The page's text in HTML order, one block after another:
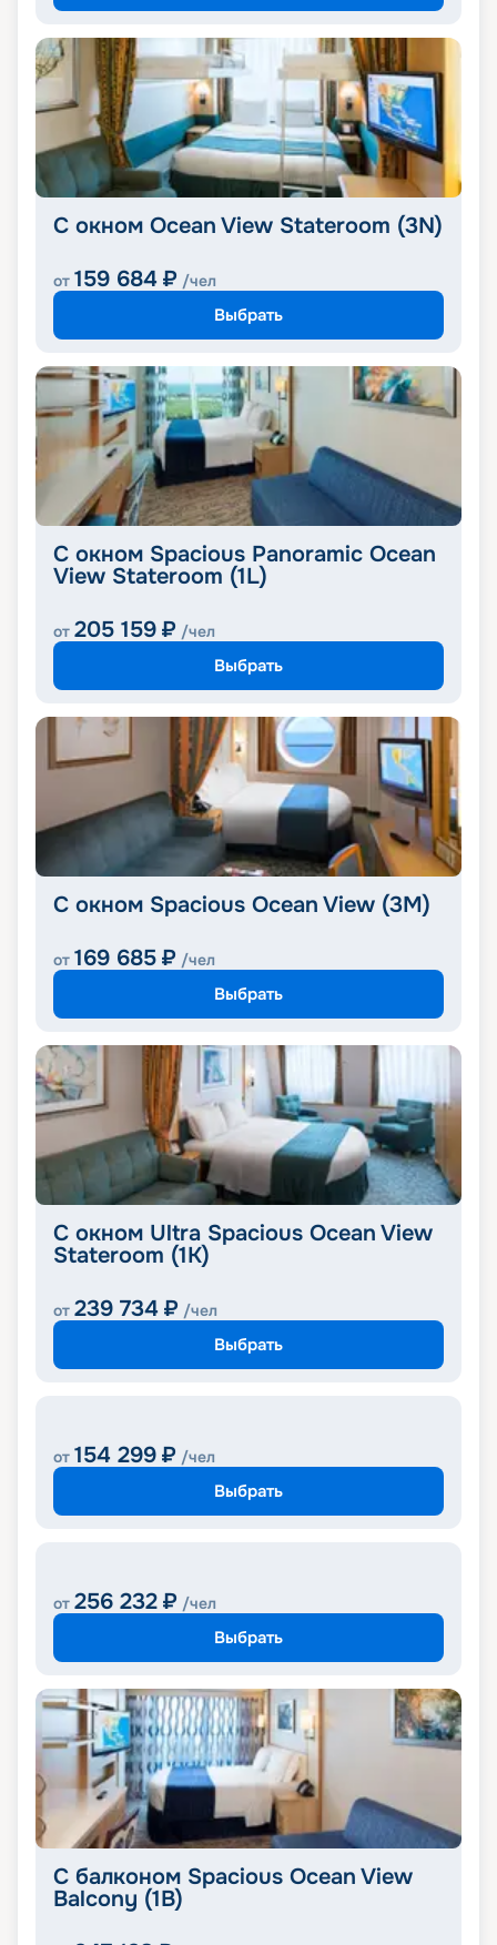
С окном Ocean View Stateroom (3N)
от 159 684 ₽ /чел
Выбрать
С окном Spacious Panoramic Ocean
View Stateroom (1L)
от 205 159 ₽ /чел
Выбрать
С окном Spacious Ocean View (3M)
от 169 685 ₽ /чел
Выбрать
С окном Ultra Spacious Ocean View
Stateroom (1K)
от 239 734 ₽ /чел
Выбрать
от 154 299 ₽ /чел
Выбрать
от 256 232 ₽ /чел
Выбрать
С балконом Spacious Ocean View
Balcony (1B)